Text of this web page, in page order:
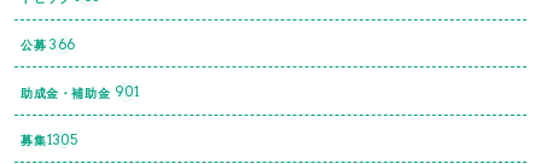
公募 366
助成金・補助金 901
募集1305